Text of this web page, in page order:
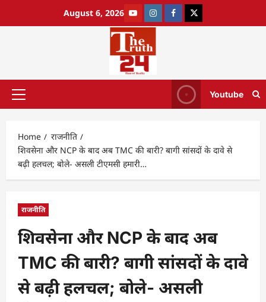
August 6, 2026
Youtube
Home
राजनीति
शिवसेना और NCP के बाद अब TMC की बारी? बागी सांसदों के दावे से
बढ़ी हलचल; बोले- असली टीएमसी हमारी…
राजनीति
शिवसेना और NCP के बाद अब
TMC की बारी? बागी सांसदों के दावे
से बढ़ी हलचल; बोले- असली